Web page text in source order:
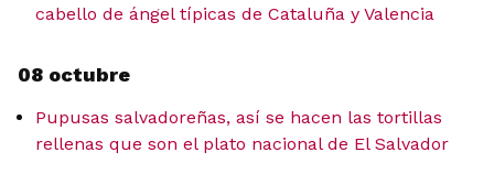
cabello de ángel típicas de Cataluña y Valencia
08 octubre
Pupusas salvadoreñas, así se hacen las tortillas
rellenas que son el plato nacional de El Salvador